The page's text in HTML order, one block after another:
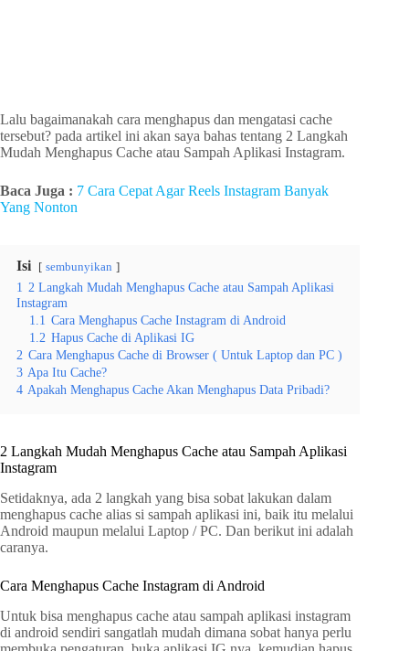
Lalu bagaimanakah cara menghapus dan mengatasi cache
tersebut? pada artikel ini akan saya bahas tentang 2 Langkah
Mudah Menghapus Cache atau Sampah Aplikasi Instagram.
Baca Juga : 7 Cara Cepat Agar Reels Instagram Banyak
Yang Nonton
Isi sembunyikan
1 2 Langkah Mudah Menghapus Cache atau Sampah Aplikasi
Instagram
1.1 Cara Menghapus Cache Instagram di Android
1.2 Hapus Cache di Aplikasi IG
2 Cara Menghapus Cache di Browser ( Untuk Laptop dan PC )
3 Apa Itu Cache?
4 Apakah Menghapus Cache Akan Menghapus Data Pribadi?
2 Langkah Mudah Menghapus Cache atau Sampah Aplikasi
Instagram
Setidaknya, ada 2 langkah yang bisa sobat lakukan dalam
menghapus cache alias si sampah aplikasi ini, baik itu melalui
Android maupun melalui Laptop / PC. Dan berikut ini adalah
caranya.
Cara Menghapus Cache Instagram di Android
Untuk bisa menghapus cache atau sampah aplikasi instagram
di android sendiri sangatlah mudah dimana sobat hanya perlu